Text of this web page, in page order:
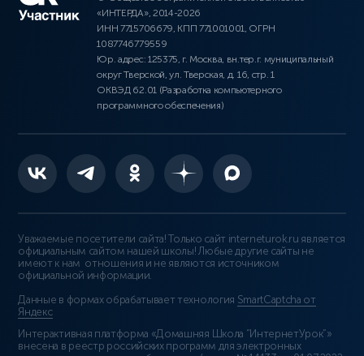
«ИНТЕРДА», 2014-2026
ИНН 7715706679, КПП 771001001, ОГРН
1087746779559
Юр. адрес: 125375, г. Москва, вн.тер.г. муниципальный
округ Тверской, ул. Тверская, д. 16, стр. 1
ОКВЭД 62.01 (Разработка компьютерного
программного обеспечения)
Уважаемые посетители сайта! Только сайт interneturok.ru является
официальным сайтом нашей школы! Любые другие сайты не
имеют к нам отношения и не являются источником
официальной информации.
Данные в формах обрабатывает технология SmartCaptcha от
Яндекс
Интерактивная платформа «Домашняя Школа “ИнтернетУрок”»
внесена в реестр российских программ для электронных